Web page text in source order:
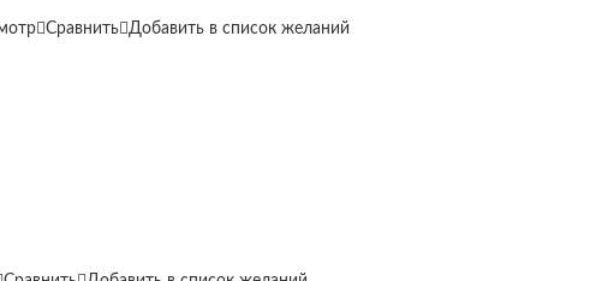
Сравнить Добавить в список желаний